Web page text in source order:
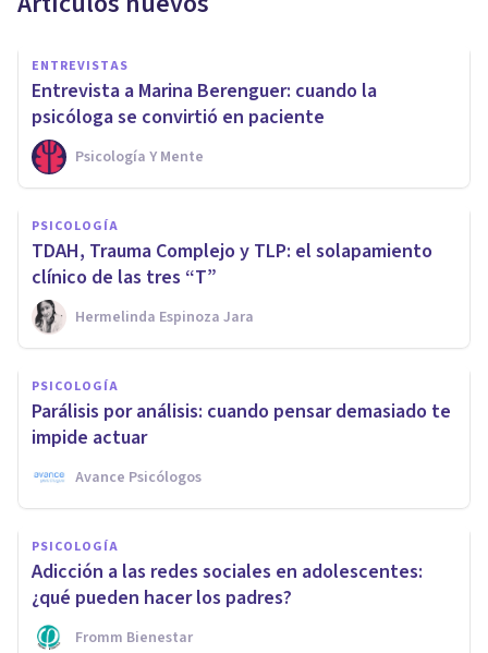
ENTREVISTAS
Entrevista a Marina Berenguer: cuando la
psicóloga se convirtió en paciente
Psicología Y Mente
PSICOLOGÍA
TDAH, Trauma Complejo y TLP: el solapamiento
clínico de las tres “T”
Hermelinda Espinoza Jara
PSICOLOGÍA
Parálisis por análisis: cuando pensar demasiado te
impide actuar
Avance Psicólogos
PSICOLOGÍA
Adicción a las redes sociales en adolescentes:
¿qué pueden hacer los padres?
Fromm Bienestar